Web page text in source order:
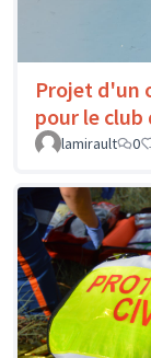
Projet d'un
pour le club
lamirault
0